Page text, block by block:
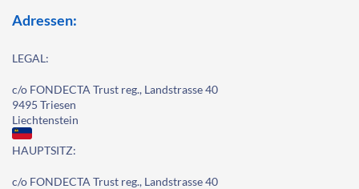
Adressen:
LEGAL:
c/o FONDECTA Trust reg., Landstrasse 40
9495 Triesen
Liechtenstein
HAUPTSITZ:
c/o FONDECTA Trust reg., Landstrasse 40